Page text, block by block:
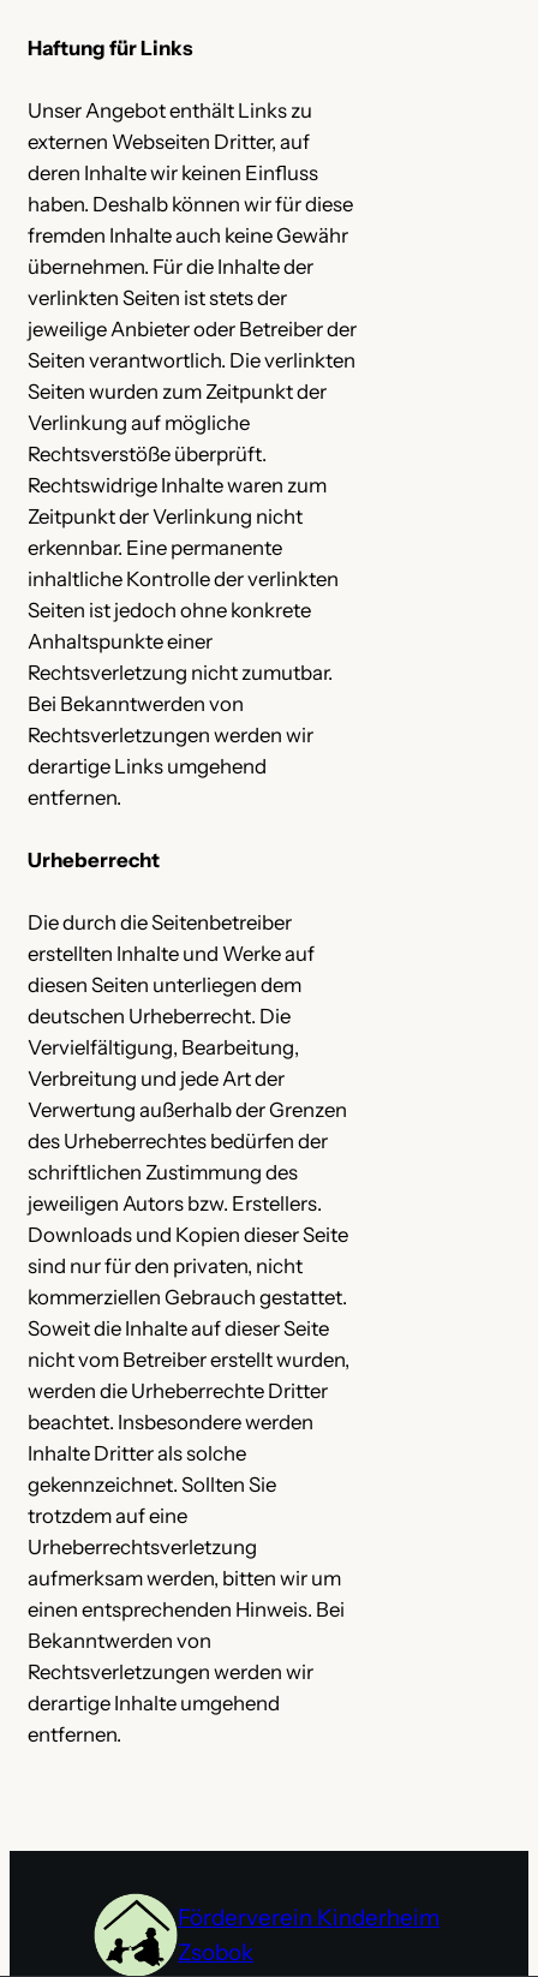
Haftung für Links
Unser Angebot enthält Links zu
externen Webseiten Dritter, auf
deren Inhalte wir keinen Einfluss
haben. Deshalb können wir für diese
fremden Inhalte auch keine Gewähr
übernehmen. Für die Inhalte der
verlinkten Seiten ist stets der
jeweilige Anbieter oder Betreiber der
Seiten verantwortlich. Die verlinkten
Seiten wurden zum Zeitpunkt der
Verlinkung auf mögliche
Rechtsverstöße überprüft.
Rechtswidrige Inhalte waren zum
Zeitpunkt der Verlinkung nicht
erkennbar. Eine permanente
inhaltliche Kontrolle der verlinkten
Seiten ist jedoch ohne konkrete
Anhaltspunkte einer
Rechtsverletzung nicht zumutbar.
Bei Bekanntwerden von
Rechtsverletzungen werden wir
derartige Links umgehend
entfernen.
Urheberrecht
Die durch die Seitenbetreiber
erstellten Inhalte und Werke auf
diesen Seiten unterliegen dem
deutschen Urheberrecht. Die
Vervielfältigung, Bearbeitung,
Verbreitung und jede Art der
Verwertung außerhalb der Grenzen
des Urheberrechtes bedürfen der
schriftlichen Zustimmung des
jeweiligen Autors bzw. Erstellers.
Downloads und Kopien dieser Seite
sind nur für den privaten, nicht
kommerziellen Gebrauch gestattet.
Soweit die Inhalte auf dieser Seite
nicht vom Betreiber erstellt wurden,
werden die Urheberrechte Dritter
beachtet. Insbesondere werden
Inhalte Dritter als solche
gekennzeichnet. Sollten Sie
trotzdem auf eine
Urheberrechtsverletzung
aufmerksam werden, bitten wir um
einen entsprechenden Hinweis. Bei
Bekanntwerden von
Rechtsverletzungen werden wir
derartige Inhalte umgehend
entfernen.
Förderverein Kinderheim
Zsobok